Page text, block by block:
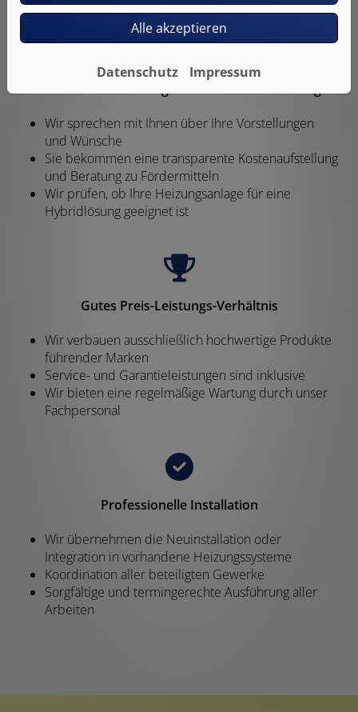
Wir sprechen mit Ihnen über Ihre Vorstellungen
und Wünsche
Sie bekommen eine transparente Kostenaufstellung
und Beratung zu Fördermitteln
Wir prüfen, ob Ihre Heizungsanlage für eine
Hybridlösung geeignet ist
Gutes Preis-Leistungs-Verhältnis
Wir verbauen ausschließlich hochwertige Produkte
führender Marken
Service- und Garantieleistungen sind inklusive
Wir bieten eine regelmäßige Wartung durch unser
Fachpersonal
Professionelle Installation
Wir übernehmen die Neuinstallation oder
Integration in vorhandene Heizungssysteme
Koordination aller beteiligten Gewerke
Sorgfältige und termingerechte Ausführung aller
Arbeiten
Alle akzeptieren
Datenschutz Impressum